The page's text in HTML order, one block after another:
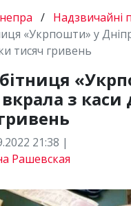
/ Надзвичайні
«Укрпошти» у
тисяч гривень
вкрала з каси
21:38 |
Рашевская